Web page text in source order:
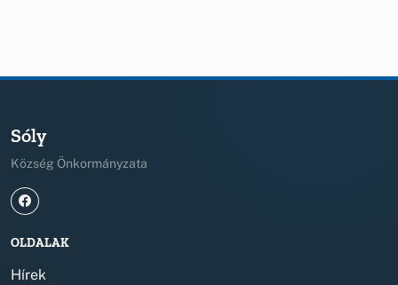
Sóly
Község Önkormányzata
OLDALAK
Hírek